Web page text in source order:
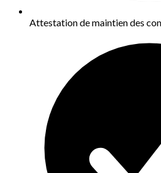
Attestation de maintien des